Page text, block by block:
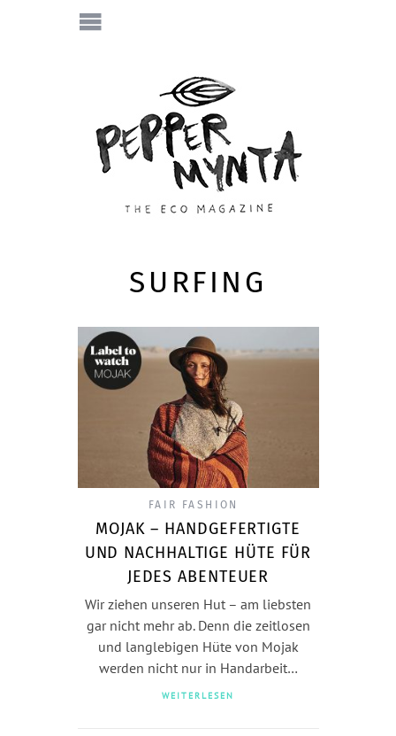
SURFING
FAIR FASHION
MOJAK – HANDGEFERTIGTE
UND NACHHALTIGE HÜTE FÜR
JEDES ABENTEUER
Wir ziehen unseren Hut – am liebsten
gar nicht mehr ab. Denn die zeitlosen
und langlebigen Hüte von Mojak
werden nicht nur in Handarbeit…
WEITERLESEN